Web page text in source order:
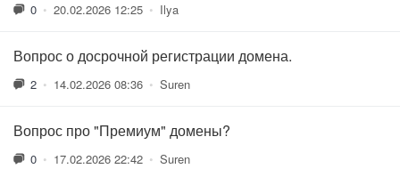
0 • 20.02.2026 12:25 • Ilya
Вопрос о досрочной регистрации домена.
2 • 14.02.2026 08:36 • Suren
Вопрос про "Премиум" домены?
0 • 17.02.2026 22:42 • Suren